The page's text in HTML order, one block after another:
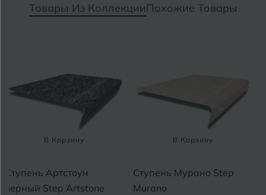
Товары Из КоллекцииПохожие Товары
В Корзину
Ступень Артстоун
черный Step Artstone
В Корзину
Ступень Мурано Step
Murano